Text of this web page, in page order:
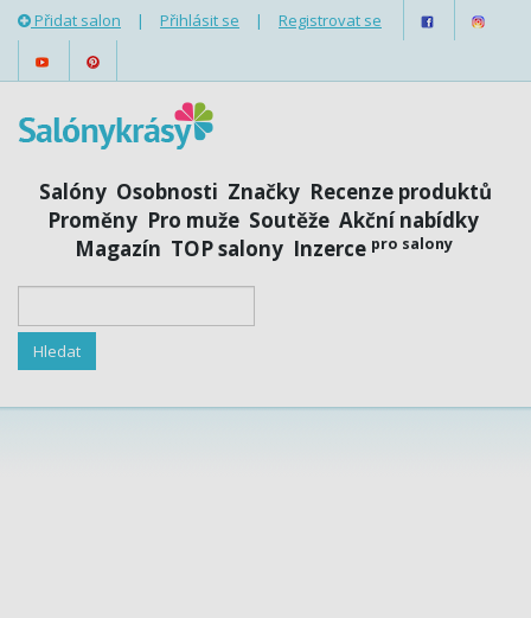
Přidat salon | Přihlásit se | Registrovat se
Salóny Osobnosti Značky Recenze produktů
Proměny Pro muže Soutěže Akční nabídky
Magazín TOP salony Inzerce pro salony